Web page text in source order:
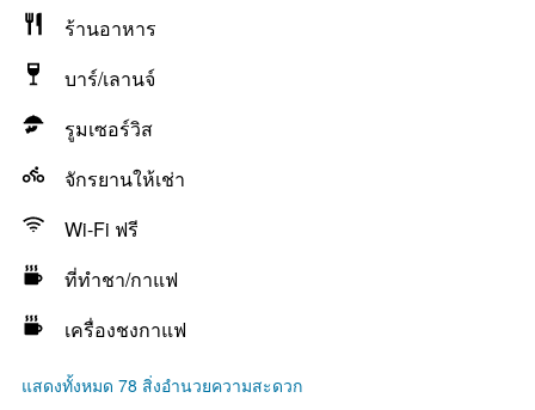
ร้านอาหาร
บาร์/เลานจ์
รูมเซอร์วิส
จักรยานให้เช่า
Wi-Fi ฟรี
ที่ทำชา/กาแฟ
เครื่องชงกาแฟ
แสดงทั้งหมด 78 สิ่งอำนวยความสะดวก